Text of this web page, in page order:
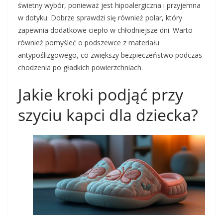
świetny wybór, ponieważ jest hipoalergiczna i przyjemna
w dotyku. Dobrze sprawdzi się również polar, który
zapewnia dodatkowe ciepło w chłodniejsze dni. Warto
również pomyśleć o podszewce z materiału
antypoślizgowego, co zwiększy bezpieczeństwo podczas
chodzenia po gładkich powierzchniach.
Jakie kroki podjąć przy
szyciu kapci dla dziecka?